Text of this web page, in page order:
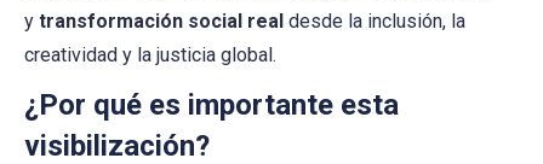
y transformación social real desde la inclusión, la
creatividad y la justicia global.
¿Por qué es importante esta
visibilización?